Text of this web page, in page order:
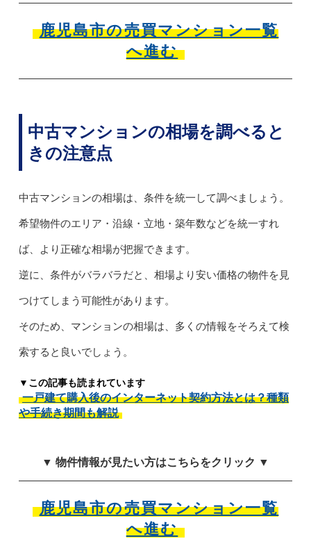
鹿児島市の売買マンション一覧
へ進む
中古マンションの相場を調べると
きの注意点
中古マンションの相場は、条件を統一して調べましょう。
希望物件のエリア・沿線・立地・築年数などを統一すれ
ば、より正確な相場が把握できます。
逆に、条件がバラバラだと、相場より安い価格の物件を見
つけてしまう可能性があります。
そのため、マンションの相場は、多くの情報をそろえて検
索すると良いでしょう。
▼この記事も読まれています
一戸建て購入後のインターネット契約方法とは？種類
や手続き期間も解説
▼ 物件情報が見たい方はこちらをクリック ▼
鹿児島市の売買マンション一覧
へ進む